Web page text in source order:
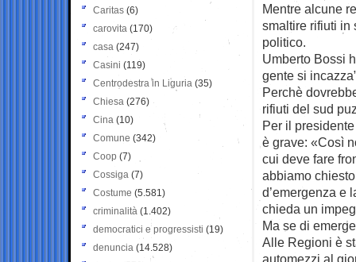
Mentre alcune
smaltire rifiuti in
politico.
Umberto Bossi
gente si
Perchè
rifiuti del sud
Per il
è grave: «Così
cui deve fare
abbiamo
d’emergenza e
chieda un
Ma se di
Alle Regioni è
automezzi al
Caritas (6)
carovita (170)
casa (247)
Casini (119)
Centrodestra in Liguria (35)
Chiesa (276)
Cina (10)
Comune (342)
Coop (7)
Cossiga (7)
Costume (5.581)
criminalità (1.402)
democratici e progressisti (19)
denuncia (14.528)